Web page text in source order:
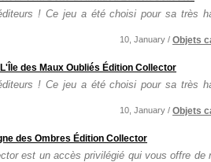
! Ce jeu a été choisi pour sa très
10, January / Objets
des Maux Oubliés Édition Collector
! Ce jeu a été choisi pour sa très
10, January / Objets
des Ombres Édition Collector
est un accès privilégié qui vous offre de